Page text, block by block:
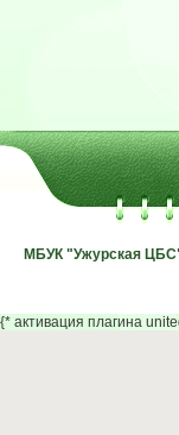
МБУК "Ужурская ЦБС" |
МБУК "Ужурская ЦБС"
{* активация плагина